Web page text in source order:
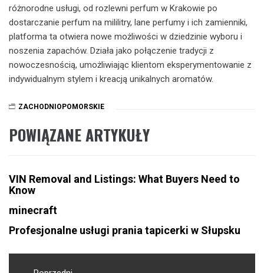
różnorodne usługi, od rozlewni perfum w Krakowie po
dostarczanie perfum na mililitry, lane perfumy i ich zamienniki,
platforma ta otwiera nowe możliwości w dziedzinie wyboru i
noszenia zapachów. Działa jako połączenie tradycji z
nowoczesnością, umożliwiając klientom eksperymentowanie z
indywidualnym stylem i kreacją unikalnych aromatów.
ZACHODNIOPOMORSKIE
POWIĄZANE ARTYKUŁY
VIN Removal and Listings: What Buyers Need to
Know
minecraft
Profesjonalne usługi prania tapicerki w Słupsku
Nawigacja